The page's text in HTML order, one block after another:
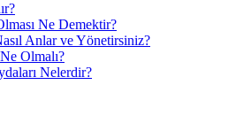
Ne Demektir?
Anlar ve Yönetirsiniz?
Olmalı?
Nelerdir?